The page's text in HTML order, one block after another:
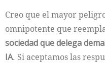
Creo que el mayor
omnipotente que
sociedad que delega
IA. Si aceptamos las